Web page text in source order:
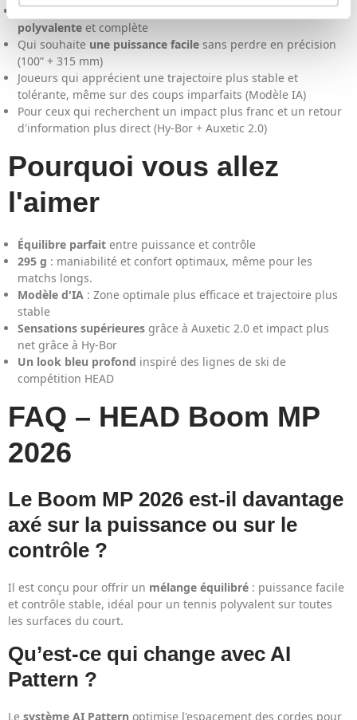
Joueurs de tennisambitieuxà la recherche d'une raquette
polyvalente et complète
Qui souhaite une puissance facile sans perdre en précision
(100” + 315 mm)
Joueurs qui apprécient une trajectoire plus stable et
tolérante, même sur des coups imparfaits (Modèle IA)
Pour ceux qui recherchent un impact plus franc et un retour
d'information plus direct (Hy-Bor + Auxetic 2.0)
Pourquoi vous allez
l'aimer
Équilibre parfait entre puissance et contrôle
295 g : maniabilité et confort optimaux, même pour les
matchs longs.
Modèle d'IA : Zone optimale plus efficace et trajectoire plus
stable
Sensations supérieures grâce à Auxetic 2.0 et impact plus
net grâce à Hy-Bor
Un look bleu profond inspiré des lignes de ski de
compétition HEAD
FAQ – HEAD Boom MP
2026
Le Boom MP 2026 est-il davantage
axé sur la puissance ou sur le
contrôle ?
Il est conçu pour offrir un mélange équilibré : puissance facile
et contrôle stable, idéal pour un tennis polyvalent sur toutes
les surfaces du court.
Qu’est-ce qui change avec AI
Pattern ?
Le système AI Pattern optimise l'espacement des cordes pour